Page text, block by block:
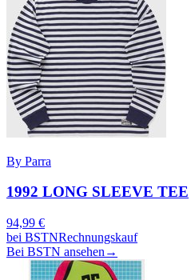
By Parra
1992 LONG SLEEVE TEE
94,99 €
bei BSTNRechnungskauf
Bei BSTN ansehen →